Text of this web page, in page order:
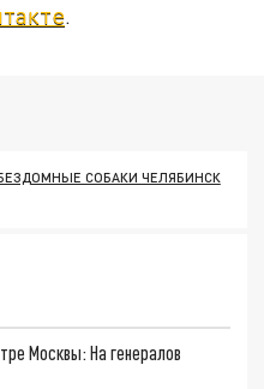
.
СОБАКИ ЧЕЛЯБИНСК
Москвы: На генералов